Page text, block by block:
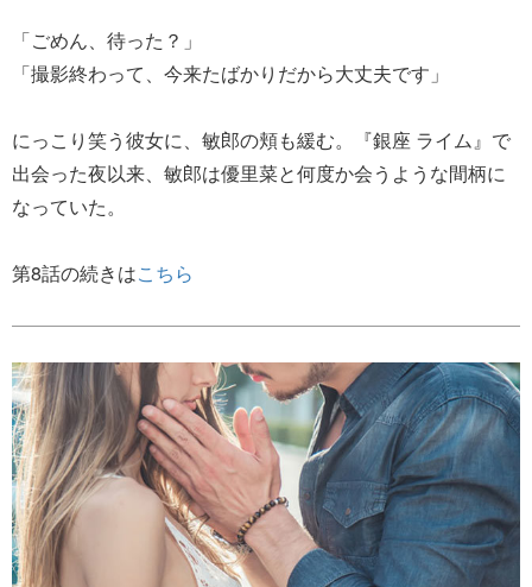
「ごめん、待った？」
「撮影終わって、今来たばかりだから大丈夫です」
にっこり笑う彼女に、敏郎の頬も緩む。『銀座 ライム』で
出会った夜以来、敏郎は優里菜と何度か会うような間柄に
なっていた。
第8話の続きはこちら